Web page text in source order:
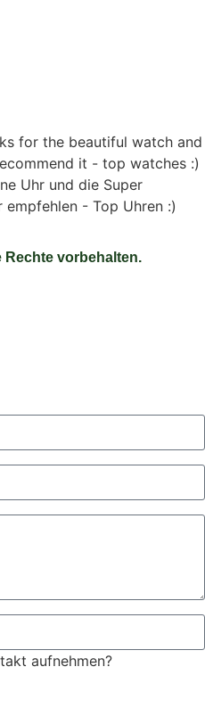
for the beautiful watch and
it - top watches :)
Uhr und die Super
- Top Uhren :)
Rechte vorbehalten.
aufnehmen?